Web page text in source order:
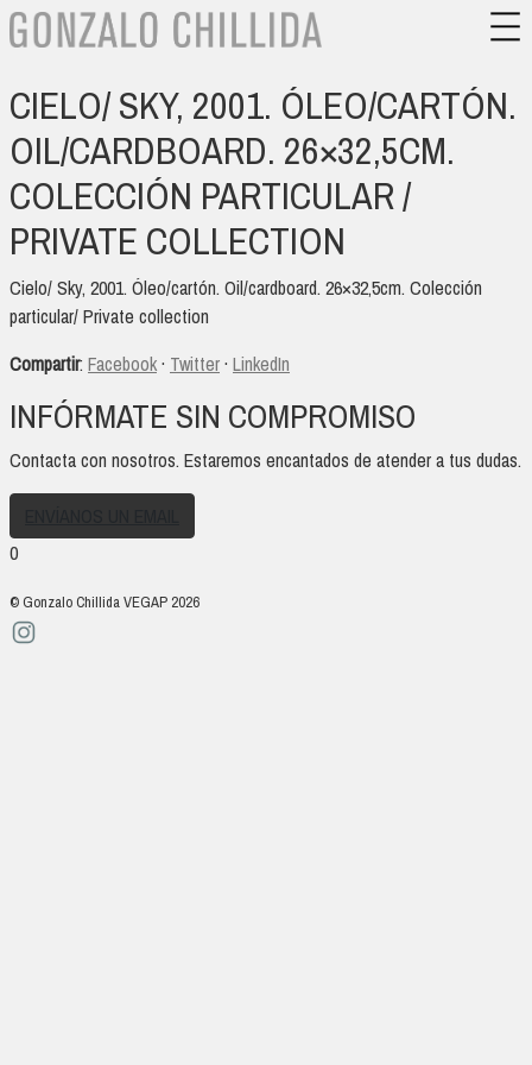
CIELO/ SKY, 2001. ÓLEO/CARTÓN.
OIL/CARDBOARD. 26×32,5CM.
COLECCIÓN PARTICULAR /
PRIVATE COLLECTION
Cielo/ Sky, 2001. Óleo/cartón. Oil/cardboard. 26×32,5cm. Colección
particular/ Private collection
Compartir: Facebook· Twitter· LinkedIn
INFÓRMATE SIN COMPROMISO
Contacta con nosotros. Estaremos encantados de atender a tus dudas.
0
© Gonzalo Chillida VEGAP 2026